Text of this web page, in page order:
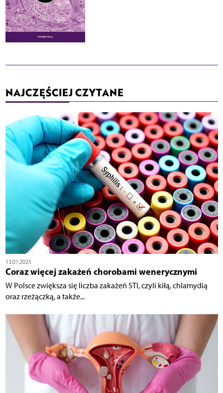
NAJCZĘŚCIEJ CZYTANE
13.01.2025
Coraz więcej zakażeń chorobami wenerycznymi
W Polsce zwiększa się liczba zakażeń STI, czyli kiłą, chlamydią
oraz rzeżączką, a także...